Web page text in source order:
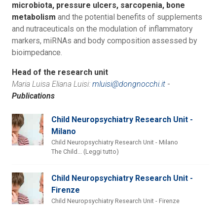
microbiota, pressure ulcers, sarcopenia, bone
metabolism and the potential benefits of supplements
and nutraceuticals on the modulation of inflammatory
markers, miRNAs and body composition assessed by
bioimpedance.
Head of the research unit
Maria Luisa Eliana Luisi: mluisi@dongnocchi.it -
Publications
Child Neuropsychiatry Research Unit -
Milano
Child Neuropsychiatry Research Unit - Milano
The Child... (Leggi tutto)
Child Neuropsychiatry Research Unit -
Firenze
Child Neuropsychiatry Research Unit - Firenze